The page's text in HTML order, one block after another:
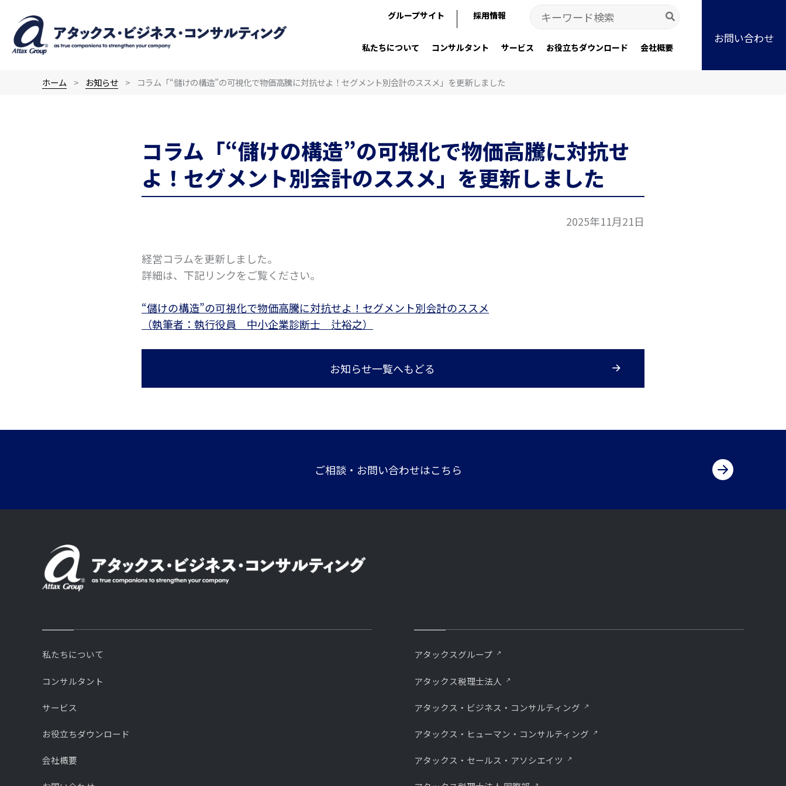
グループサイト 採用情報
Search
for:
私たちについて コンサルタント サービス お役立ちダウンロード 会社概要
お問い合わせ
ホーム お知らせ コラム「“儲けの構造”の可視化で物価高騰に対抗せよ！セグメント別会計のススメ」を更新しました
コラム「“儲けの構造”の可視化で物価高騰に対抗せ
よ！セグメント別会計のススメ」を更新しました
2025年11月21日
経営コラムを更新しました。
詳細は、下記リンクをご覧ください。
“儲けの構造”の可視化で物価高騰に対抗せよ！セグメント別会計のススメ
（執筆者：執行役員 中小企業診断士 辻裕之）
お知らせ一覧へもどる
ご相談・お問い合わせはこちら
私たちについて
コンサルタント
サービス
お役立ちダウンロード
会社概要
アタックスグループ
アタックス税理士法人
アタックス・ビジネス・コンサルティング
アタックス・ヒューマン・コンサルティング
アタックス・セールス・アソシエイツ